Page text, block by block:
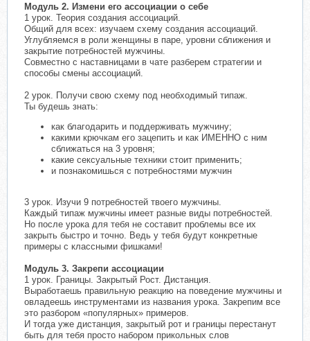
Модуль 2. Измени его ассоциации о себе
1 урок. Теория создания ассоциаций.
Общий для всех: изучаем схему создания ассоциаций.
Углубляемся в роли женщины в паре, уровни сближения и
закрытие потребностей мужчины.
Совместно с наставницами в чате разберем стратегии и
способы смены ассоциаций.
2 урок. Получи свою схему под необходимый типаж.
Ты будешь знать:
как благодарить и поддерживать мужчину;
какими крючкам его зацепить и как ИМЕННО с ним
сближаться на 3 уровня;
какие сексуальные техники стоит применить;
и познакомишься с потребностями мужчин
3 урок. Изучи 9 потребностей твоего мужчины.
Каждый типаж мужчины имеет разные виды потребностей.
Но после урока для тебя не составит проблемы все их
закрыть быстро и точно. Ведь у тебя будут конкретные
примеры с классными фишками!
Модуль 3. Закрепи ассоциации
1 урок. Границы. Закрытый Рост. Дистанция.
Выработаешь правильную реакцию на поведение мужчины и
овладеешь инструментами из названия урока. Закрепим все
это разбором «популярных» примеров.
И тогда уже дистанция, закрытый рот и границы перестанут
быть для тебя просто набором прикольных слов